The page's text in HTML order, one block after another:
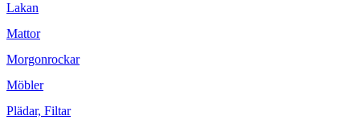
Lakan
Mattor
Morgonrockar
Möbler
Plädar, Filtar